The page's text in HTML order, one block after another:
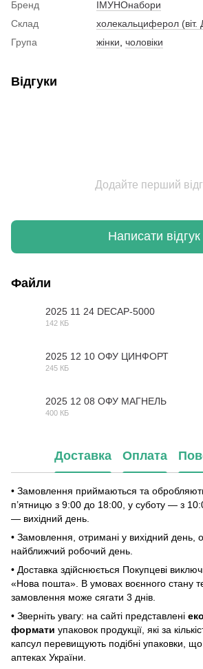
Бренд
ІМУНОнабори
Склад
холекальциферол (віт.
Група
жінки чоловіки
Відгуки
Додайте перший
Написати відгук
Файли
2025 11 24 DECAP-5000
142 КБ
2025 12 10 ОФУ ЦИНФОРТ
245 КБ
2025 12 08 ОФУ МАГНЕЛЬ
400 КБ
Доставка Оплата
• Замовлення приймаються та
п’ятницю з 9:00 до 18:00, у суботу — з
— вихідний день.
• Замовлення, отримані у вихідний день,
найближчий робочий день.
• Доставка здійснюється Покупцеві
«Нова пошта». В умовах воєнного стану
замовлення може сягати 3 днів.
• Зверніть увагу: на сайті представлені
формати упаковок продукції, які за
капсул перевищують подібні упаковки,
аптеках України.